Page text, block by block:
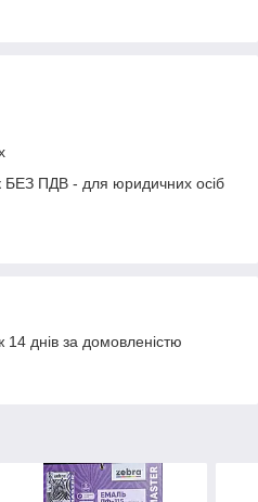
БЕЗ ПДВ - для юридичних осіб
днів за домовленістю